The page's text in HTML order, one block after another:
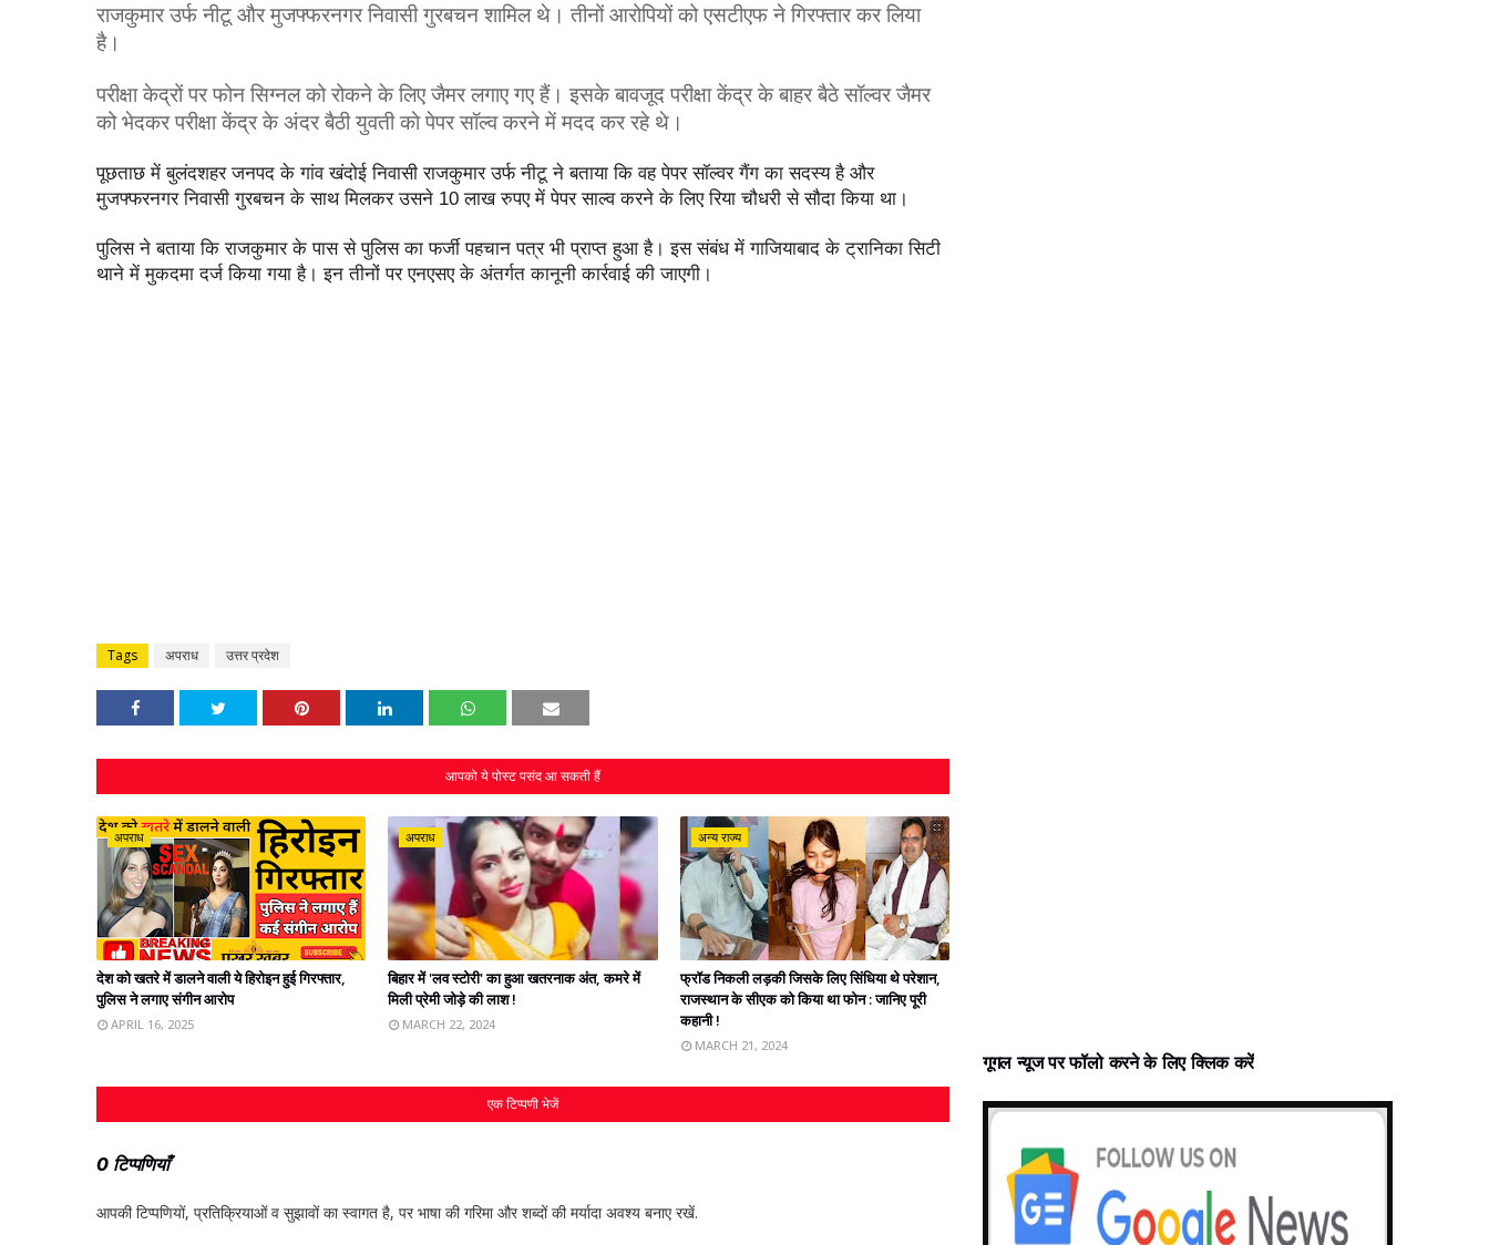
राजकुमार उर्फ नीटू और मुजफ्फरनगर निवासी गुरबचन शामिल थे। तीनों आरोपियों को एसटीएफ ने गिरफ्तार कर लिया
है।
परीक्षा केद्रों पर फोन सिग्नल को रोकने के लिए जैमर लगाए गए हैं। इसके बावजूद परीक्षा केंद्र के बाहर बैठे सॉल्वर जैमर
को भेदकर परीक्षा केंद्र के अंदर बैठी युवती काे पेपर सॉल्व करने में मदद कर रहे थे।
पूछताछ में बुलंदशहर जनपद के गांव खंदोई निवासी राजकुमार उर्फ नीटू ने बताया कि वह पेपर सॉल्वर गैंग का सदस्य है और
मुजफ्फरनगर निवासी गुरबचन के साथ मिलकर उसने 10 लाख रुपए में पेपर साल्व करने के लिए रिया चौधरी से सौदा किया था।
पुलिस ने बताया कि राजकुमार के पास से पुलिस का फर्जी पहचान पत्र भी प्राप्त हुआ है। इस संबंध में गाजियाबाद के ट्रानिका सिटी
थाने में मुकदमा दर्ज किया गया है। इन तीनों पर एनएसए के अंतर्गत कानूनी कार्रवाई की जाएगी।
Tags अपराध उत्तर प्रदेश
आपको ये पोस्ट पसंद आ सकती हैं
अपराध
देश को खतरे में डालने वाली ये हिरोइन हुई गिरफ्तार,
पुलिस ने लगाए संगीन आरोप
APRIL 16, 2025
अपराध
बिहार में 'लव स्टोरी' का हुआ खतरनाक अंत, कमरे में
मिली प्रेमी जोड़े की लाश !
MARCH 22, 2024
अन्य राज्य
फ्रॉड निकली लड़की जिसके लिए सिंधिया थे परेशान,
राजस्‍थान के सीएक को किया था फोन : जानिए पूरी
कहानी !
MARCH 21, 2024
एक टिप्पणी भेजें
0 टिप्पणियाँ
आपकी टिप्‍पणियों, प्रतिक्रियाओं व सुझावों का स्‍वागत है, पर भाषा की गरिमा और शब्‍दों की मर्यादा अवश्‍य बनाए रखें.
गूगल न्‍यूज पर फॉलो करने के लिए क्लिक करें